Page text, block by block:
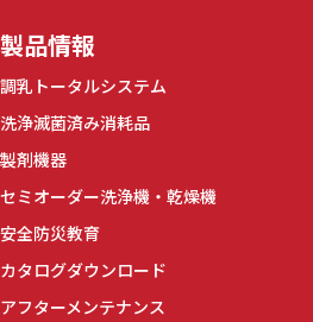
製品情報
調乳トータルシステム
洗浄滅菌済み消耗品
製剤機器
セミオーダー洗浄機・乾燥機
安全防災教育
カタログダウンロード
アフターメンテナンス